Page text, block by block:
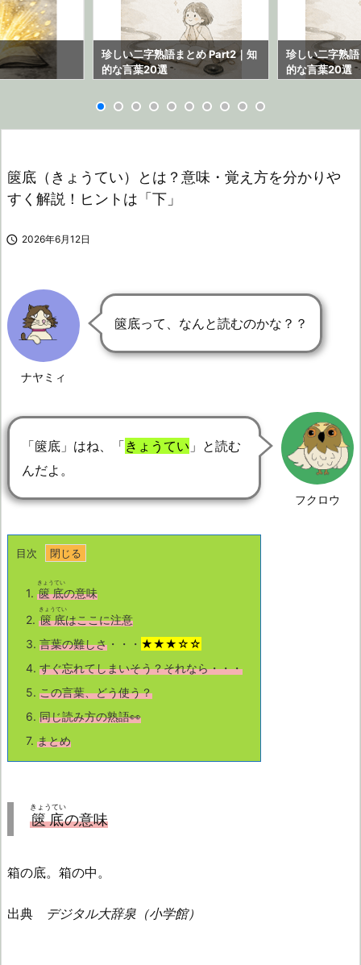
珍しい二字熟語まとめ Part2｜知
的な言葉20選
珍しい二字熟
的な言葉20選
篋底（きょうてい）とは？意味・覚え方を分かりや
すく解説！ヒントは「下」
 2026年6月12日
ナヤミィ
篋底って、なんと読むのかな？？
フクロウ
「篋底」はね、「きょうてい 」と読む
んだよ。
目次
1. 篋底
きょうてい
の意味
2. 篋底
きょうてい
はここに注意
3. 言葉の難しさ ・・・ ★★★☆☆
4. すぐ忘れてしまいそう？それなら・・・
5. この言葉、どう使う？
6. 同じ読み方の熟語👀
7. まとめ
篋底
きょうてい
の意味
箱の底。箱の中。
出典 デジタル大辞泉（小学館）